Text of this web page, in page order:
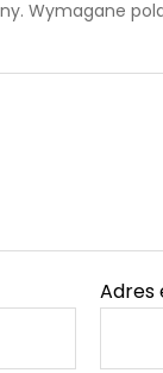
Wymagane
Adres